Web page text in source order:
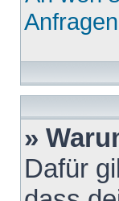
»
Dafür